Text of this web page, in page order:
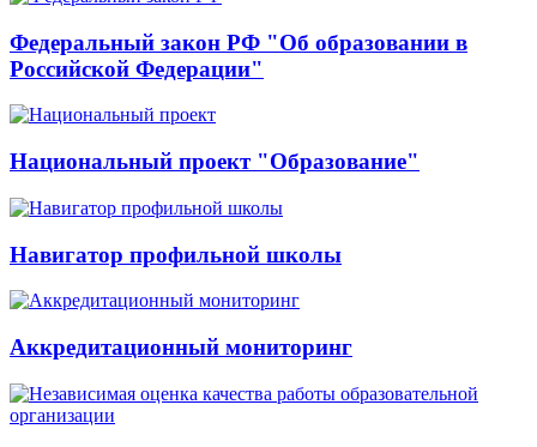
Федеральный закон РФ "Об образовании в
Российской Федерации"
Национальный проект "Образование"
Навигатор профильной школы
Аккредитационный мониторинг